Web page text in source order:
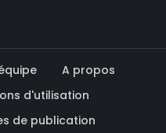
A propos
d'utilisation
de publication